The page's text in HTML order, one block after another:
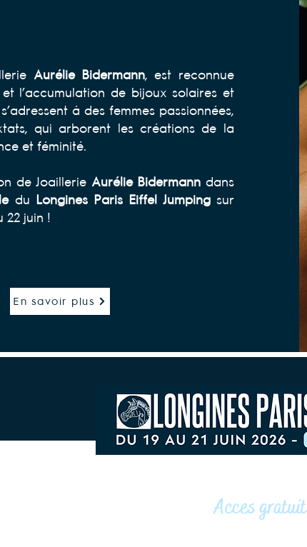
Aurélie Bidermann, est reconnue
l’accumulation de bijoux solaires et
à des femmes passionnées,
qui arborent les créations de la
et féminité.
de Joaillerie Aurélie Bidermann dans
du Longines Paris Eiffel Jumpingsur
22 juin !
En savoir plus
Acces